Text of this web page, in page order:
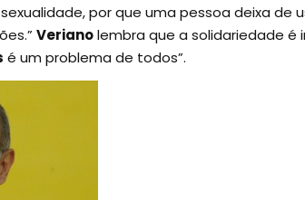
por que uma pessoa deixa de
Verianolembra que a solidariedade
é um problema de todos”.